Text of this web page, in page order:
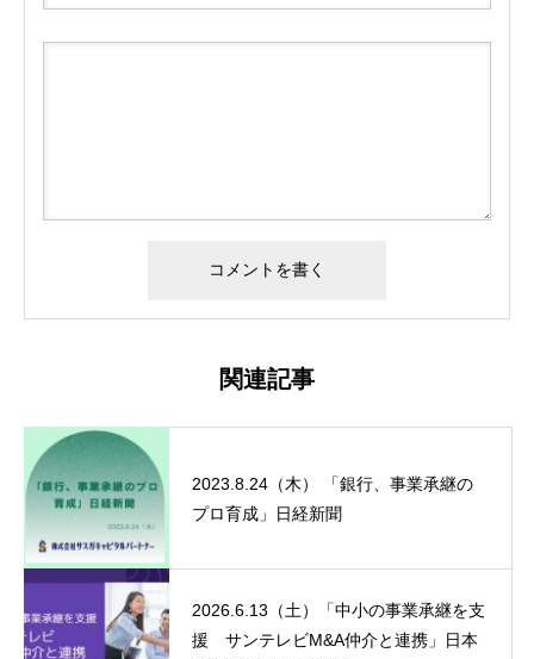
関連記事
2023.8.24（木） 「銀行、事業承継の
プロ育成」日経新聞
2026.6.13（土）「中小の事業承継を支
援 サンテレビM&A仲介と連携」日本